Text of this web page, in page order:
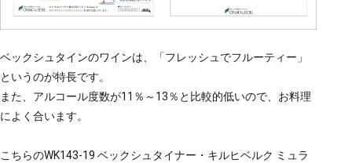
ベックシュタインのワインは、「フレッシュでフルーティー」
というのが特長です。
また、アルコール度数が11％～13％と比較的低いので、お料理
によく合います。
こちらのWK143-19 ベックシュタイナー・キルヒベルク ミュラ